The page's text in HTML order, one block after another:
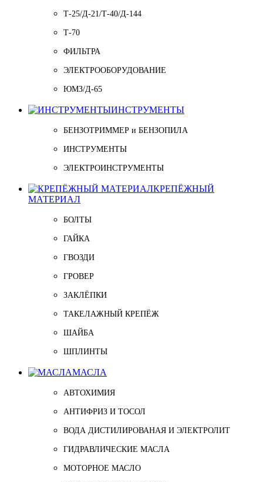
Т-25/Д-21/Т-40/Д-144
Т-70
ФИЛЬТРА
ЭЛЕКТРООБОРУДОВАНИЕ
ЮМЗ/Д-65
ИНСТРУМЕНТЫ
БЕНЗОТРИММЕР и БЕНЗОПИЛА
ИНСТРУМЕНТЫ
ЭЛЕКТРОИНСТРУМЕНТЫ
КРЕПЁЖНЫЙ
МАТЕРИАЛ
БОЛТЫ
ГАЙКА
ГВОЗДИ
ГРОВЕР
ЗАКЛЁПКИ
ТАКЕЛАЖНЫЙ КРЕПЁЖ
ШАЙБА
ШПЛИНТЫ
МАСЛА
АВТОХИМИЯ
АНТИФРИЗ И ТОСОЛ
ВОДА ДИСТИЛИРОВАНАЯ И ЭЛЕКТРОЛИТ
ГИДРАВЛИЧЕСКИЕ МАСЛА
МОТОРНОЕ МАСЛО